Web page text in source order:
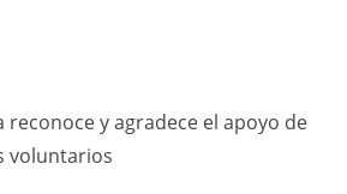
reconoce y agradece el apoyo de
voluntarios